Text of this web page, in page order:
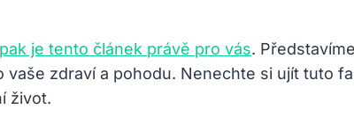
pak je tento článek právě pro vás.
zdraví a pohodu. Nenechte si ujít tuto
život.